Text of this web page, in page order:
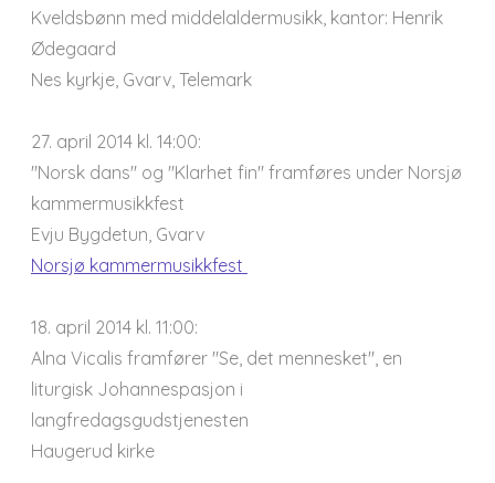
Kveldsbønn med middelaldermusikk, kantor: Henrik
Ødegaard
Nes kyrkje, Gvarv, Telemark
27. april 2014 kl. 14:00:
"Norsk dans" og "Klarhet fin" framføres under Norsjø
kammermusikkfest
Evju Bygdetun, Gvarv
Norsjø kammermusikkfest
18. april 2014 kl. 11:00:
Alna Vicalis framfører "Se, det mennesket", en
liturgisk Johannespasjon i
langfredagsgudstjenesten
Haugerud kirke